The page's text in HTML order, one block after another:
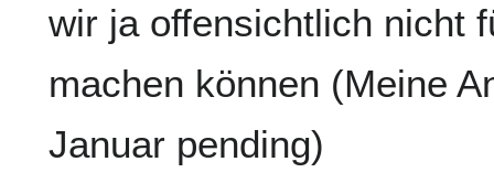
wir ja offensichtlich nicht
machen können (Meine
Januar pending)